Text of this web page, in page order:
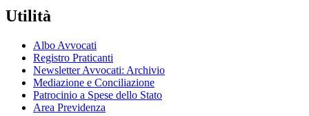
Utilità
Albo Avvocati
Registro Praticanti
Newsletter Avvocati: Archivio
Mediazione e Conciliazione
Patrocinio a Spese dello Stato
Area Previdenza